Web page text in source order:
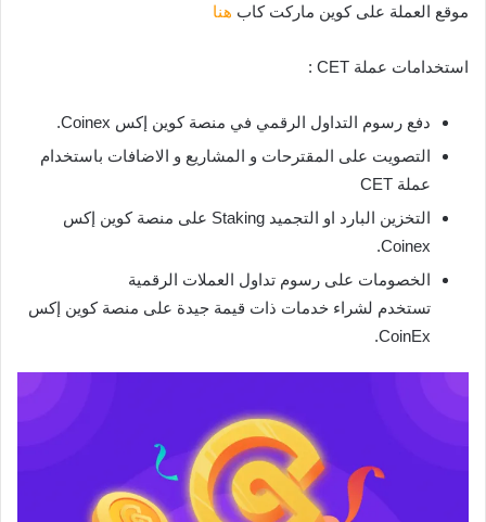
موقع العملة على كوين ماركت كاب هنا
استخدامات عملة CET :
دفع رسوم التداول الرقمي في منصة كوين إكس Coinex.
التصويت على المقترحات و المشاريع و الاضافات باستخدام
عملة CET
التخزين البارد او التجميد Staking على منصة كوين إكس
Coinex.
الخصومات على رسوم تداول العملات الرقمية
تستخدم لشراء خدمات ذات قيمة جيدة على منصة كوين إكس
CoinEx.